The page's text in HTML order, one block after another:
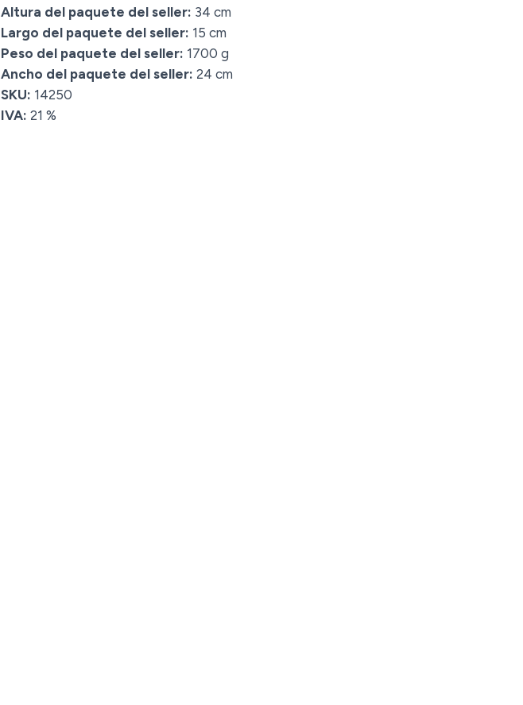
Altura del paquete del seller: 34 cm
Largo del paquete del seller: 15 cm
Peso del paquete del seller: 1700 g
Ancho del paquete del seller: 24 cm
SKU: 14250
IVA: 21 %